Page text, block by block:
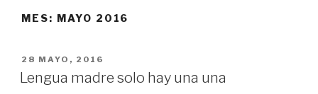
MES: MAYO 2016
PUBLICADO
EN
28 MAYO, 2016
Lengua madre solo hay una una